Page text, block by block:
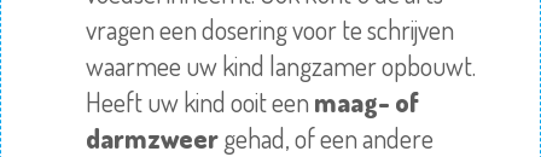
vragen een dosering voor te schrijven
waarmee uw kind langzamer opbouwt.
Heeft uw kind ooit een maag- of
darmzweergehad, of een andere